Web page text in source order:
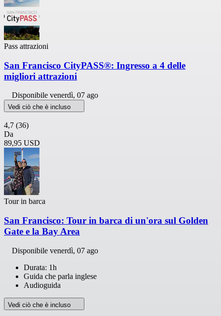
Pass attrazioni
San Francisco CityPASS®: Ingresso a 4 delle
migliori attrazioni
Disponibile venerdì, 07 ago
Vedi ciò che è incluso
4,7 (36)
Da
89,95 USD
Tour in barca
San Francisco: Tour in barca di un'ora sul Golden
Gate e la Bay Area
Disponibile venerdì, 07 ago
Durata: 1h
Guida che parla inglese
Audioguida
Vedi ciò che è incluso